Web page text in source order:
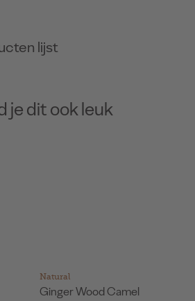
lijst
je dit ook leuk
Natural
Ginger Wood Camel